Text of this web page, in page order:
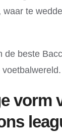
te
de beste
vorm